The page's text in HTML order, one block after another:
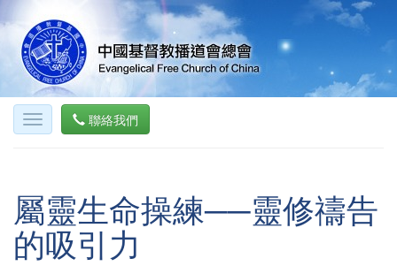
聯絡我們
屬靈生命操練──靈修禱告
的吸引力